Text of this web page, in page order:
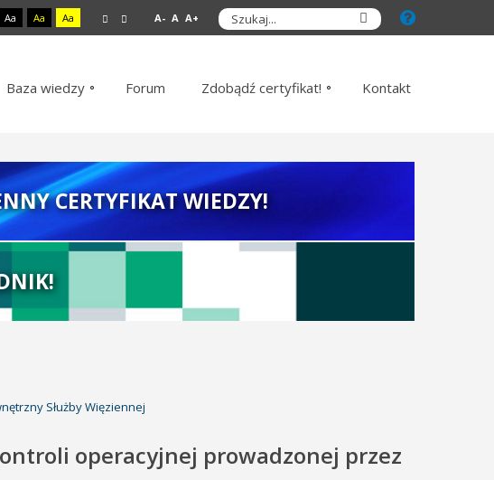
Aa Aa Aa A- A A+
Baza wiedzy Forum Zdobądź certyfikat! Kontakt
CERTYFIKAT WIEDZY!
Służby Więziennej
operacyjnej prowadzonej przez